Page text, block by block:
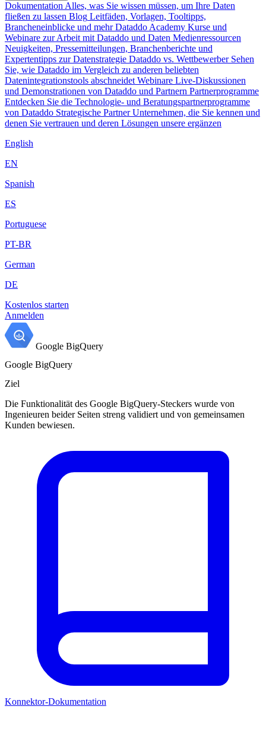
Dokumentation Alles, was Sie wissen müssen, um Ihre Daten
fließen zu lassen Blog Leitfäden, Vorlagen, Tooltipps,
Brancheneinblicke und mehr Dataddo Academy Kurse und
Webinare zur Arbeit mit Dataddo und Daten Medienressourcen
Neuigkeiten, Pressemitteilungen, Branchenberichte und
Expertentipps zur Datenstrategie Dataddo vs. Wettbewerber Sehen
Sie, wie Dataddo im Vergleich zu anderen beliebten
Datenintegrationstools abschneidet Webinare Live-Diskussionen
und Demonstrationen von Dataddo und Partnern Partnerprogramme
Entdecken Sie die Technologie- und Beratungspartnerprogramme
von Dataddo Strategische Partner Unternehmen, die Sie kennen und
denen Sie vertrauen und deren Lösungen unsere ergänzen
English
EN
Spanish
ES
Portuguese
PT-BR
German
DE
Kostenlos starten
Anmelden
Google BigQuery
Google BigQuery
Ziel
Die Funktionalität des Google BigQuery-Steckers wurde von
Ingenieuren beider Seiten streng validiert und von gemeinsamen
Kunden bewiesen.
Konnektor-Dokumentation